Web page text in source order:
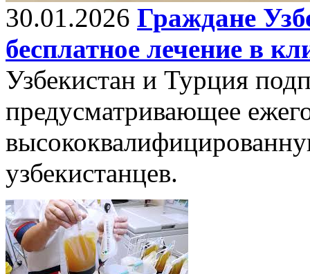
30.01.2026 Граждане
бесплатное лечение в
Узбекистан и Турция
предусматривающее
узбекистанцев.